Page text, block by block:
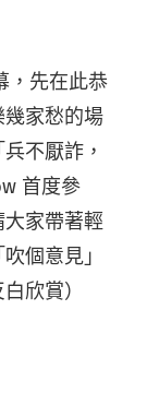
，先在此恭
家愁的場
不厭詐，
首度參
家帶著輕
個意見」
欣賞）